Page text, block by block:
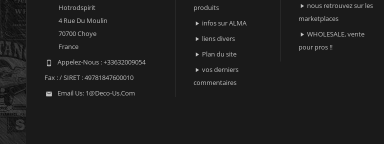
Hotrodspirit
4 Rue Du Moulin
70700 Choye
France
 Appelez-Nous :+33632009054
Fax :/ SIRET : 49781847600010
 Email Us: 1@deco-Us.com
produits
 infos sur ALMA
 liens divers
 Plan du site
 vos derniers
commentaires
 nous retrouvez sur les
marketplaces
 WHOLESALE, vente
pour pros !!